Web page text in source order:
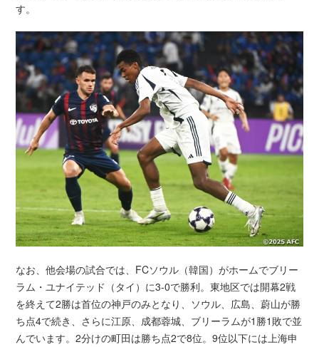
す。
なお、他会場の試合では、FCソウル（韓国）がホームでブリー
ラム・ユナイテッド（タイ）に3-0で勝利。東地区では開幕2戦
を終えて2勝は首位の神戸のみとなり、ソウル、広島、蔚山が勝
ち点4で続き、さらに江原、成都蓉城、ブリーラムが1勝1敗で並
んでいます。2分けの町田は勝ち点2で8位。9位以下には上海申